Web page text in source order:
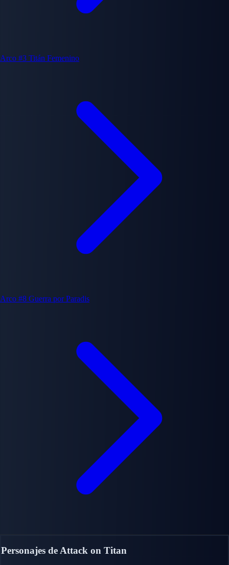
Arco #3 Titán Femenino
Arco #8 Guerra por Paradis
Personajes de Attack on Titan